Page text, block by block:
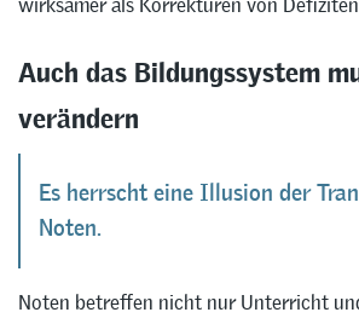
Auch das Bildungssystem
verändern
Es herrscht eine Illusion der
Noten.
Noten betreffen nicht nur Unterricht